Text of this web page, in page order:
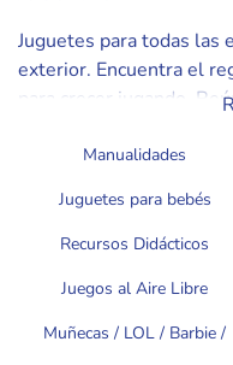
Juguetes para todas las
exterior. Encuentra el
para crecer jugando.
muñecas, vehículos,
edad, habilidad o
minutos. Consejo:
un proyecto de fin de
fichas detallan piezas,
orientativo para elegir
Manualidades
Juguetes para bebés
Recursos Didácticos
Juegos al Aire Libre
Muñecas / LOL / Barbie /